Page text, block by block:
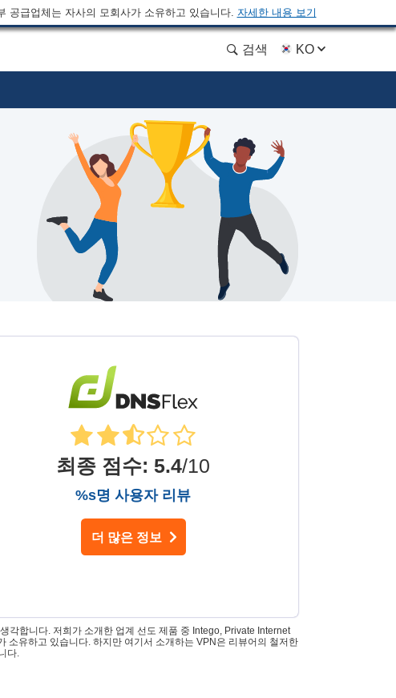
공급업체는 자사의 모회사가 소유하고 있습니다. 자세한 내용 보기
검색 KO
최종 점수: 5.4/10
%s명 사용자 리뷰
더 많은 정보
각합니다. 저희가 소개한 업계 선도 제품 중 Intego, Private Internet
유하고 있습니다. 하지만 여기서 소개하는 VPN은 리뷰어의 철저한
다.